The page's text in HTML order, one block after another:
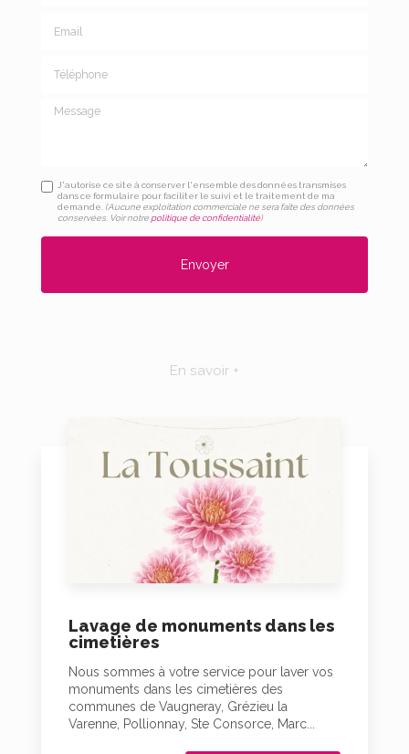
Message
J'autorise ce site à conserver l'ensemble des données transmises
dans ce formulaire pour faciliter le suivi et le traitement de ma
demande. (Aucune exploitation commerciale ne sera faite des données
conservées. Voir notre politique de confidentialité)
En savoir +
Lavage de monuments dans les
cimetières
Nous sommes à votre service pour laver vos
monuments dans les cimetières des
communes de Vaugneray, Grézieu la
Varenne, Pollionnay, Ste Consorce, Marc...